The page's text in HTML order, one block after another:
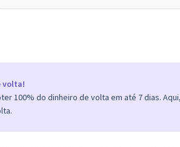
volta!
100% do dinheiro de volta em até 7 dias.